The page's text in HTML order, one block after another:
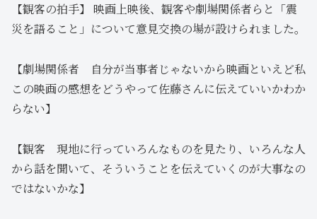
【観客の拍手】 映画上映後、観客や劇場関係者らと「震
災を語ること」について意見交換の場が設けられました。
【劇場関係者 自分が当事者じゃないから映画といえど私
この映画の感想をどうやって佐藤さんに伝えていいかわか
らない】
【観客 現地に行っていろんなものを見たり、いろんな人
から話を聞いて、そういうことを伝えていくのが大事なの
ではないかな】